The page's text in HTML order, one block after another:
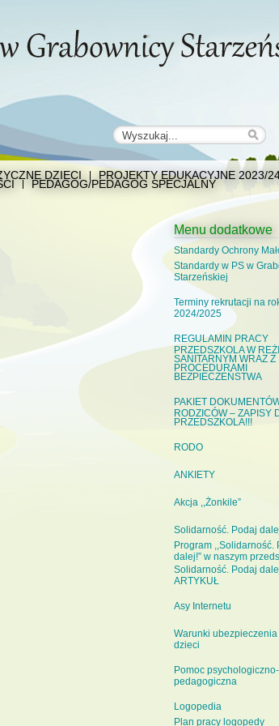
DZIECI PROJEKTY EDUKACYJNE 2023/
PEDAGOG/PEDAGOG SPECJALNY
Menu dodatkowe
Standardy Ochrony
Standardy w PS w
Starzeńskiej
Terminy rekrutacji na
2024/2025
REGULAMIN PRACY
PRZEDSZKOLA W
SANITARNYM WRAZ Z
PROCEDURAMI
BEZPIECZEŃSTWA
PAKIET
RODZICÓW – ZAPISY
PRZEDSZKOLA!!!
RODO
ANKIETY
Akcja ,,Żonkile”
Solidarność. Podaj
Program ,,Solidarność.
dalej!” w naszym
Solidarność. Podaj
ARTYKUŁ
Asy Internetu
Warunki ubezpieczenia
dzieci
Pomoc psychologiczno-
pedagogiczna
Logopedia
Plan pracy logopedy